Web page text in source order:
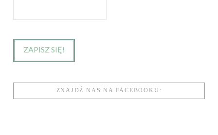
ZNAJDŹ NAS NA FACEBOOKU: